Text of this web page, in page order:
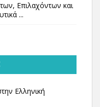
Επιλαχόντων και
...
Ελληνική